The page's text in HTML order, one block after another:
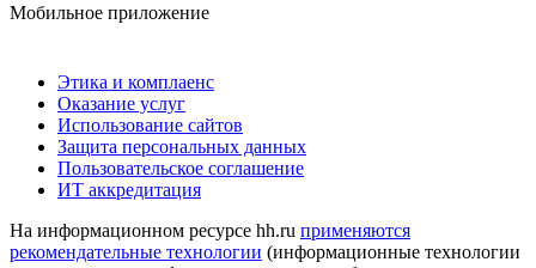
Мобильное приложение
Этика и комплаенс
Оказание услуг
Использование сайтов
Защита персональных данных
Пользовательское соглашение
ИТ аккредитация
На информационном ресурсе hh.ru применяются
рекомендательные технологии (информационные технологии